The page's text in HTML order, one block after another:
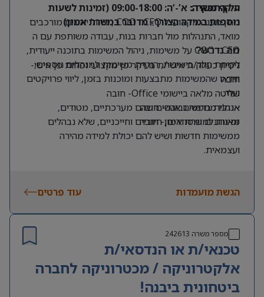
היקף משרה: א’-‘ה: 09:00-18:00 (זמינות לשעות
נוספות במידה הצורך- מדובר במשרת אמון)
על התפקיד:
מתן מענה מקצועי ל CEO ו COO , ניהול יומנים מורכבים
מואד, התנהלות מול חברות בנות, עבודה משותפת עם ה
CEO ו COO על משימות, ניהול המשימות בתוכנה ייעודית,
לקיחת חלק בישיבות, הורדת משימות למנהלים נוספים,
ווידאו שהמשימות מתבצעות ומוכנות בזמן, ליווי פרויקטים
ועוד.
מה נדרש?
ניסיון כעוזר/ת אישי/ת בעיקר פן מקצועי ופחות פן אישי-
חובה
שליטה מלאה ביישומי Office- חובה
אנגלית ברמה גבוהה- חובה
זמינות למשרת אמון- חובה
אנחנו מחפשים אנשים שהם מערכתיים, מטודים,
מאורגנים ומסודרים, חיוביים וחייכניים, שלא נבהלים
ממשימות חדשות ושיש להם יכולת למידה מהירה
ועצמאית.
הגשת מועמדות עוד פרטים
מספר משרה 242613
טכנאי/ת או הנדסאי/ת
אלקטרוניקה / מכטרוניקה לחברה
ביטחונית ביבנה!